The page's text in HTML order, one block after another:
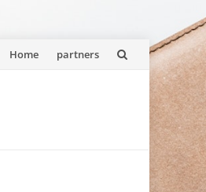
Spring
Home partners